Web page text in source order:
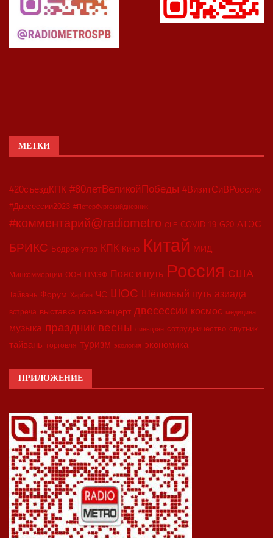
МЕТКИ
#20съездКПК #80летВеликойПобеды #ВизитСиВРоссию
#Двесессии2023 #Петербургскийдневник
#комментарий@radiometro CIIE COVID-19 G20 АТЭС
БРИКС Бодрое утро КПК Кино Китай МИД
Минкоммерции ООН ПМЭФ Пояс и путь Россия США
Тайвань Форум Харбин ЧС ШОС Шёлковый путь азиада
встреча выставка гала-концерт двесессии космос медицина
музыка праздник весны синьцзян сотрудничество спутник
тайвань торговля туризм экология экономика
ПРИЛОЖЕНИЕ